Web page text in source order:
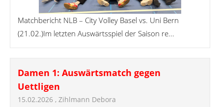
Matchbericht NLB – City Volley Basel vs. Uni Bern
(21.02.)Im letzten Auswärtsspiel der Saison re...
Damen 1: Auswärtsmatch gegen
Uettligen
15.02.2026 , Zihlmann Debora